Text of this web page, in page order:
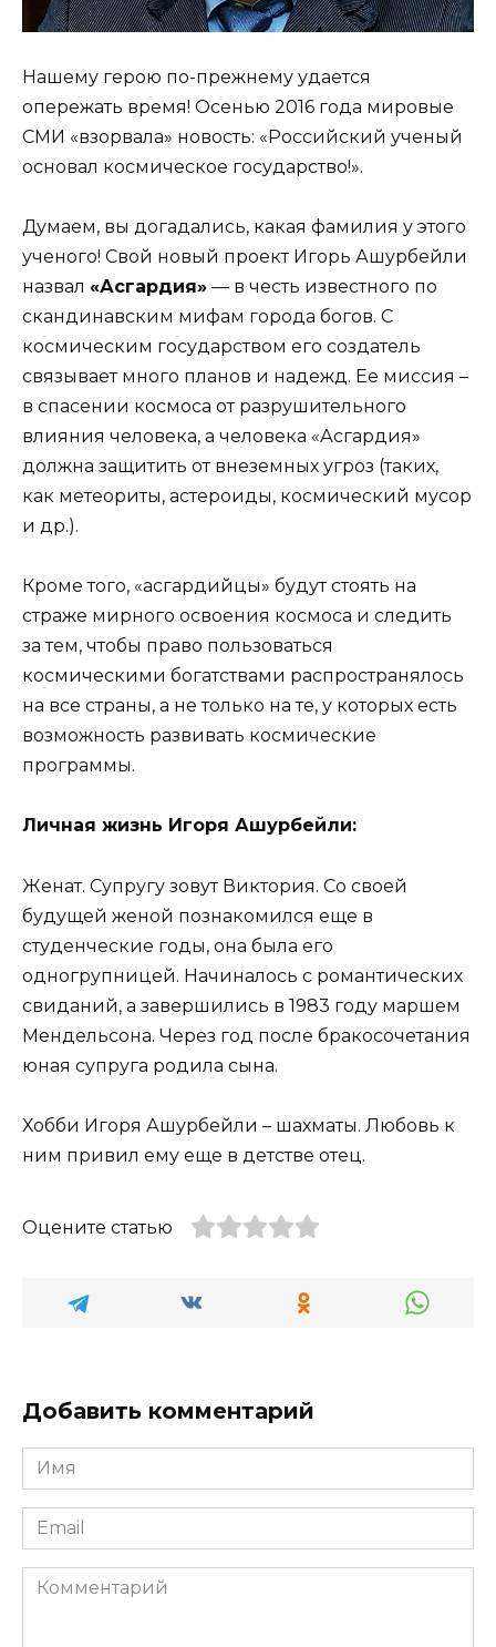
Нашему герою по-прежнему удается
опережать время! Осенью 2016 года мировые
СМИ «взорвала» новость: «Российский ученый
основал космическое государство!».
Думаем, вы догадались, какая фамилия у этого
ученого! Свой новый проект Игорь Ашурбейли
назвал «Асгардия» — в честь известного по
скандинавским мифам города богов. С
космическим государством его создатель
связывает много планов и надежд. Ее миссия –
в спасении космоса от разрушительного
влияния человека, а человека «Асгардия»
должна защитить от внеземных угроз (таких,
как метеориты, астероиды, космический мусор
и др.).
Кроме того, «асгардийцы» будут стоять на
страже мирного освоения космоса и следить
за тем, чтобы право пользоваться
космическими богатствами распространялось
на все страны, а не только на те, у которых есть
возможность развивать космические
программы.
Личная жизнь Игоря Ашурбейли:
Женат. Супругу зовут Виктория. Со своей
будущей женой познакомился еще в
студенческие годы, она была его
одногрупницей. Начиналось с романтических
свиданий, а завершились в 1983 году маршем
Мендельсона. Через год после бракосочетания
юная супруга родила сына.
Хобби Игоря Ашурбейли – шахматы. Любовь к
ним привил ему еще в детстве отец.
Оцените статью
Добавить комментарий
Имя
*
Email
*
Комментарий